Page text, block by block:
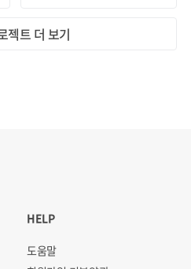
젝트 더 보기
HELP
도움말